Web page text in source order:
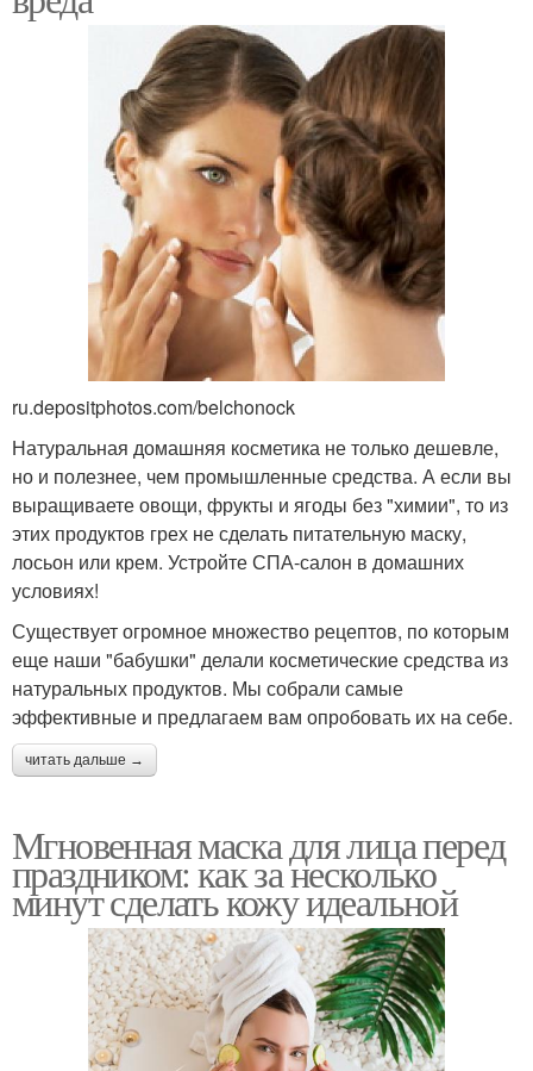
ru.depositphotos.com/belchonock
Натуральная домашняя косметика не только дешевле,
но и полезнее, чем промышленные средства. А если вы
выращиваете овощи, фрукты и ягоды без "химии", то из
этих продуктов грех не сделать питательную маску,
лосьон или крем. Устройте СПА-салон в домашних
условиях!
Существует огромное множество рецептов, по которым
еще наши "бабушки" делали косметические средства из
натуральных продуктов. Мы собрали самые
эффективные и предлагаем вам опробовать их на себе.
читать дальше →
Мгновенная маска для лица перед
праздником: как за несколько
минут сделать кожу идеальной